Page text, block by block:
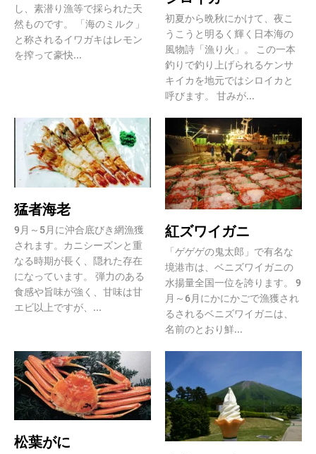
し、素潜り漁等で採られた天
然ものです。 「海のミルク」
と称されるイワガキはレモン
を搾って豪快...
初夏から晩秋にかけて、夜こ
うこうと明るく輝く日本海の
風物詩「漁り火」。 この一本
釣りで釣り上げられるケンサ
キイカを地元ではシロイカと
呼びます。 甘みが...
猛者海老
9月～5月に沖合底びき網漁獲
されます。カニシーズンと重
なる時期が長く、隠れた存在
になっています。 弾力のある
食感や旨味が強く、甘味は甘
エビ以上ですが、...
紅ズワイガニ
「ゲゲゲの鬼太郎」で有名な
境港市は、ベニズワイガニの
水揚量全国一位を誇ります。 9
月～6月にかにかごで漁獲され
るされるベニズワイガニは、
名前のとおり鮮...
松葉がに